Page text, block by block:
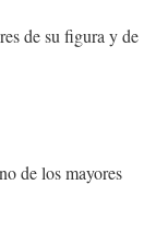
de su figura y de
de los mayores